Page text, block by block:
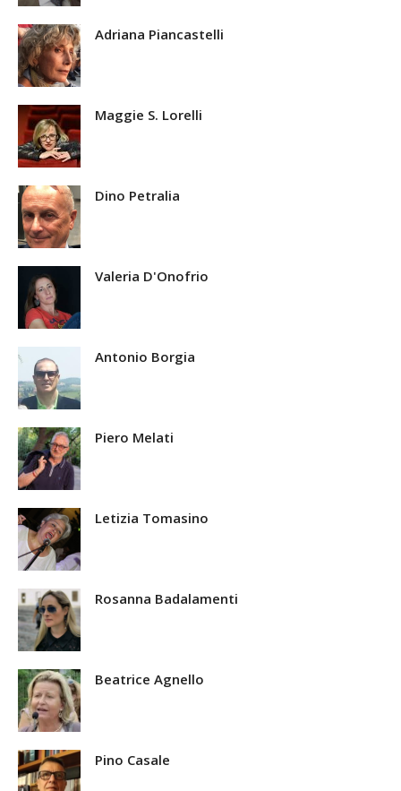
Adriana Piancastelli
Maggie S. Lorelli
Dino Petralia
Valeria D'Onofrio
Antonio Borgia
Piero Melati
Letizia Tomasino
Rosanna Badalamenti
Beatrice Agnello
Pino Casale